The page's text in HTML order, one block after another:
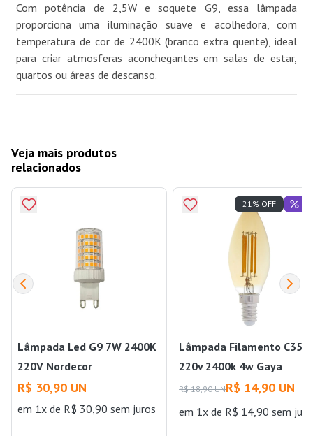
Com potência de 2,5W e soquete G9, essa lâmpada
proporciona uma iluminação suave e acolhedora, com
temperatura de cor de 2400K (branco extra quente), ideal
para criar atmosferas aconchegantes em salas de estar,
quartos ou áreas de descanso.
Veja mais produtos
relacionados
Lâmpada Led G9 7W 2400K
220V Nordecor
R$ 30,90 UN
em 1x de R$ 30,90 sem juros
Lâmpada Filamento C35
220v 2400k 4w Gaya
R$ 18,90 UNR$ 14,90 UN
em 1x de R$ 14,90 sem
21% OFF